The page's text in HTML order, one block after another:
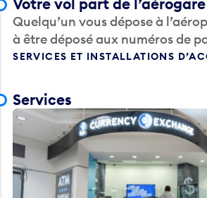
Votre vol part de
Quelqu’un vous dépose à
à être déposé aux numéros de
SERVICES ET INSTALLATIONS
Services